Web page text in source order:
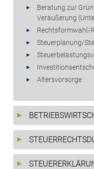
Beratung zur
Veräußerung
Rechtsformwahl/
Steuerplanung/
Altersvorsorge